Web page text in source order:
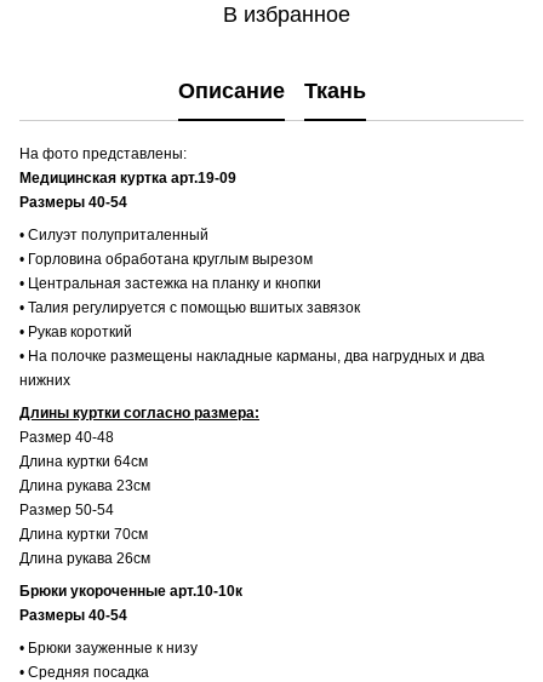
В избранное
Описание Ткань
На фото представлены:
Медицинская куртка арт.19-09
Размеры 40-54
• Силуэт полуприталенный
• Горловина обработана круглым вырезом
• Центральная застежка на планку и кнопки
• Талия регулируется с помощью вшитых завязок
• Рукав короткий
• На полочке размещены накладные карманы, два нагрудных и два
нижних
Длины куртки согласно размера:
Размер 40-48
Длина куртки 64см
Длина рукава 23см
Размер 50-54
Длина куртки 70см
Длина рукава 26см
Брюки укороченные арт.10-10к
Размеры 40-54
• Брюки зауженные к низу
• Средняя посадка